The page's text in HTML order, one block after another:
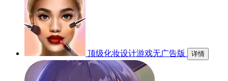
顶级化妆设计游戏无广告版 详情